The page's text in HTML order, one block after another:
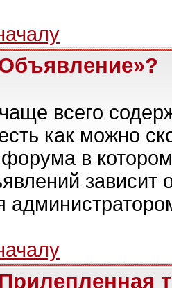
всего
как можно
в
зависит